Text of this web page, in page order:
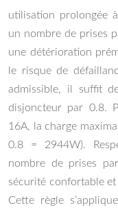
utilisation prolongée
un nombre de prises
une détérioration
le risque de
admissible, il suffit
disjoncteur par 0.8.
16A, la charge
0.8 = 2944W).
nombre de prises
sécurité confortable
Cette règle